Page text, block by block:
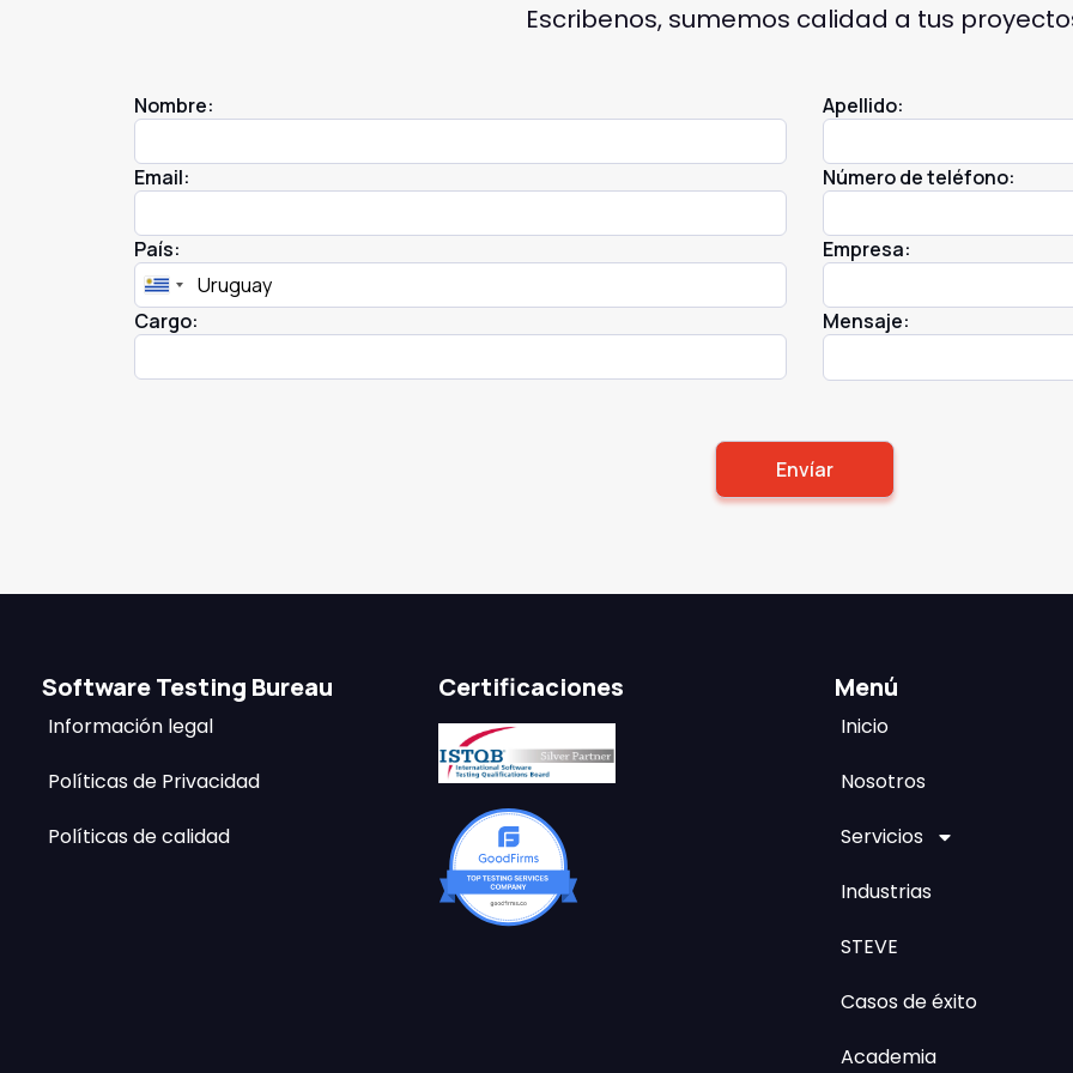
Escribenos, sumemos calidad a tus
Nombre: Apellido:
Email: Número de teléfono:
País: Empresa:
Cargo: Mensaje:
Software Testing Bureau
Información legal
Políticas de Privacidad
Políticas de calidad
Certificaciones Menú
Inicio
Nosotros
Servicios
Industrias
STEVE
Casos de éxito
Academia